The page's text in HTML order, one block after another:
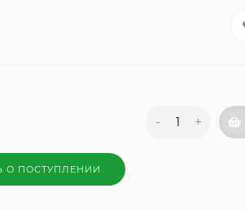
- +
О ПОСТУПЛЕНИИ